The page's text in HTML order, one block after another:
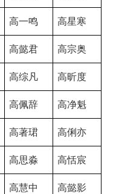
高一鸣 高星寒
高懿君 高宗奥
高综凡 高昕度
高佩辞 高净魁
高著珺 高俐亦
高思淼 高恬宸
高慧中 高懿影